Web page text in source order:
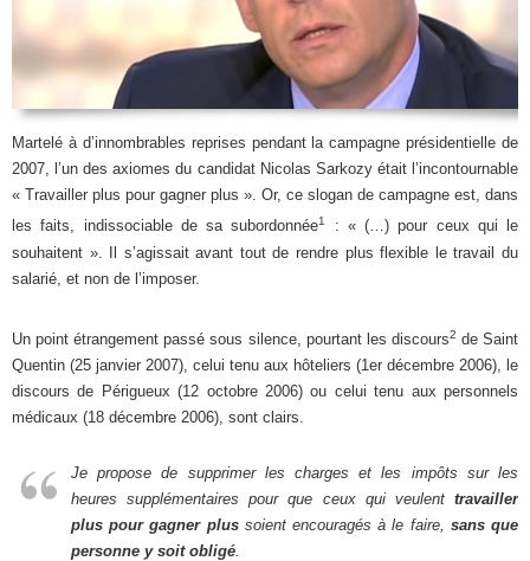
Martelé à d’innombrables reprises pendant la campagne présidentielle de
2007, l’un des axiomes du candidat Nicolas Sarkozy était l’incontournable
« Travailler plus pour gagner plus ». Or, ce slogan de campagne est, dans
les faits, indissociable de sa subordonnée1
: « (…) pour ceux qui le
souhaitent ». Il s’agissait avant tout de rendre plus flexible le travail du
salarié, et non de l’imposer.
Un point étrangement passé sous silence, pourtant les discours2 de Saint
Quentin (25 janvier 2007), celui tenu aux hôteliers (1er décembre 2006), le
discours de Périgueux (12 octobre 2006) ou celui tenu aux personnels
médicaux (18 décembre 2006), sont clairs.
Je propose de supprimer les charges et les impôts sur les
heures supplémentaires pour que ceux qui veulent travailler
plus pour gagner plussoient encouragés à le faire, sans que
personne y soit obligé